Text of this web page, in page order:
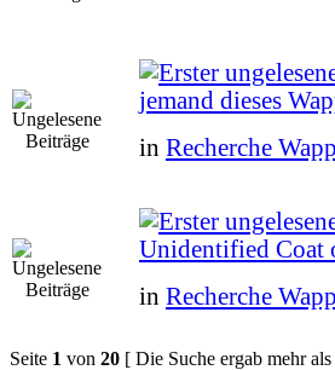
jemand dieses
in Recherche
Unidentified Coat
in Recherche
Seite 1 von 20 [ Die Suche ergab mehr